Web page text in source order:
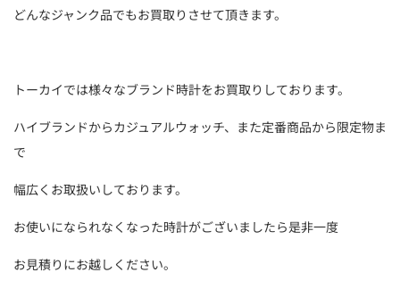
どんなジャンク品でもお買取りさせて頂きます。
トーカイでは様々なブランド時計をお買取りしております。
ハイブランドからカジュアルウォッチ、また定番商品から限定物ま
で
幅広くお取扱いしております。
お使いになられなくなった時計がございましたら是非一度
お見積りにお越しください。